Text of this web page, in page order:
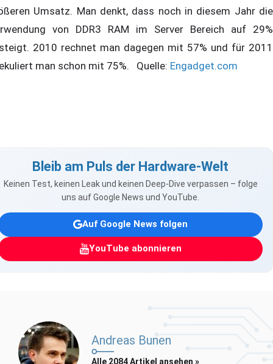
Umsatz. Man denkt, dass noch in diesem Jahr die
von DDR3 RAM im Server Bereich auf 29%
2010 rechnet man dagegen mit 57% und für 2011
man schon mit 75%. Quelle: Engadget.com
Bleib am Puls der Hardware-Welt
Keinen Test, keinen Leak und keinen Deep-Dive verpassen – folge
uns auf Google News und YouTube.
Auf Google News folgen
YouTube abonnieren
Andreas Bunen
Alle 2084 Artikel ansehen »